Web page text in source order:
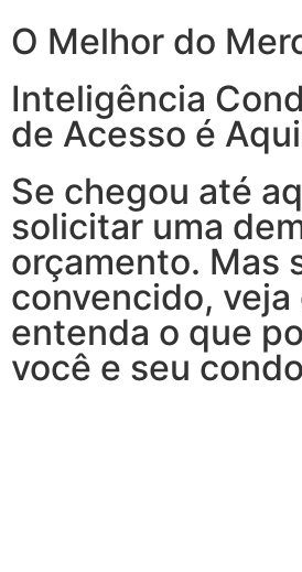
O Melhor do
Inteligência
de Acesso é
Se chegou até
solicitar uma
orçamento. Mas
convencido,
entenda o que
você e seu